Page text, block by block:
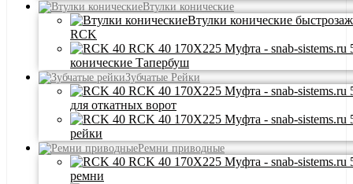
Втулки конические
Втулки конические
RCK
конические Тапербуш
Зубчатые Рейки
для откатных ворот
рейки
Ремни приводные
ремни